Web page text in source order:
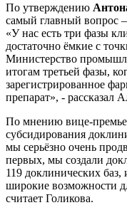
По утверждению
самый главный вопрос
«У нас есть три фазы
достаточно ёмкие с
Министерство
итогам третьей фазы,
зарегистрированное
препарат», - рассказал
По мнению вице-
субсидирования
мы серьёзно очень
первых, мы создали
119 доклинических
широкие возможности
считает Голикова.